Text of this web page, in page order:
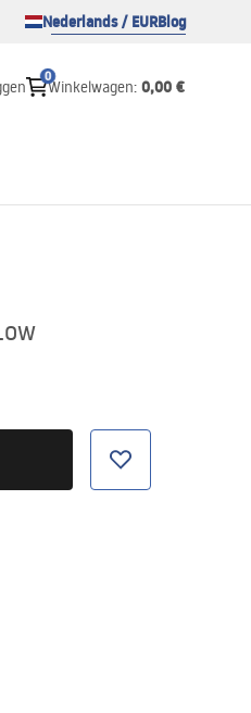
Nederlands / EURBlog
0
Winkelwagen: 0,00 €